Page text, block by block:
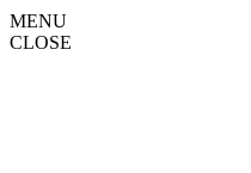
MENU
CLOSE